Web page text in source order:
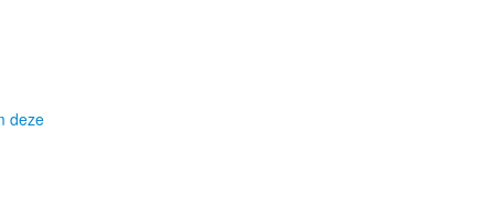
deze